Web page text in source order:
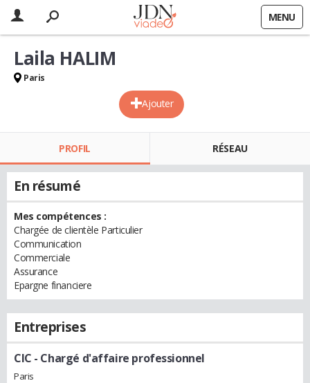
MENU
Ajouter
Laila HALIM
Paris
PROFIL RÉSEAU
En résumé
Mes compétences :
Chargée de clientèle Particulier
Communication
Commerciale
Assurance
Epargne financiere
Entreprises
CIC - Chargé d'affaire professionnel
Paris